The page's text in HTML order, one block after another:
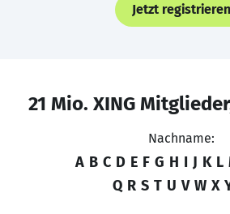
Jetzt registrieren
21 Mio. XING
Nachname:
A B C D E F G H I J K L
Q R S T U V W X